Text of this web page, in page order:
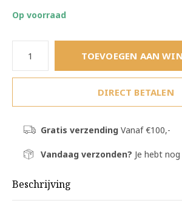
Op voorraad
TOEVOEGEN AAN
DIRECT BETALEN
Gratis verzendingVanaf €100,-
Vandaag verzonden? Je hebt nog
Beschrijving